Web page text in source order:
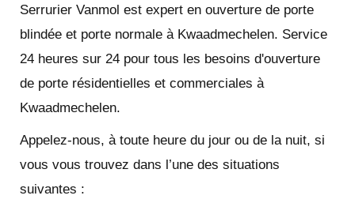
Serrurier Vanmol est expert en ouverture de porte
blindée et porte normale à Kwaadmechelen. Service
24 heures sur 24 pour tous les besoins d'ouverture
de porte résidentielles et commerciales à
Kwaadmechelen.
Appelez-nous, à toute heure du jour ou de la nuit, si
vous vous trouvez dans l’une des situations
suivantes :